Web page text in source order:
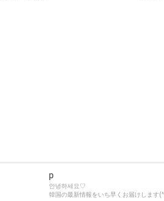
p
안녕하세요♡
韓国の最新情報をいち早くお届けします